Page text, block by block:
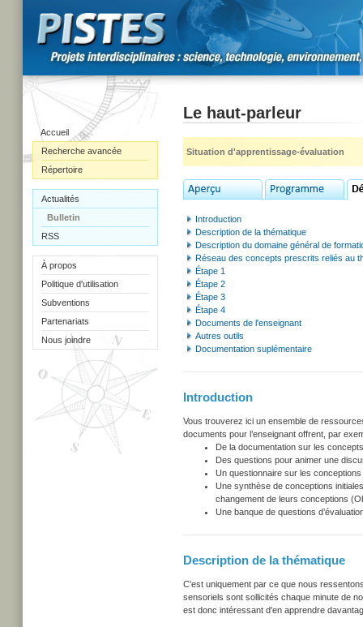
Accueil
Recherche avancée
Répertoire
Actualités
Bulletin
RSS
À propos
Politique d'utilisation
Subventions
Partenariats
Nous joindre
Le haut-parleur
Situation d'apprentissage-évaluation
Introduction
Description de la thématique
Description du domaine général de
Réseau des concepts prescrits reliés au
Étape 1
Étape 2
Étape 3
Étape 4
Documents de l'enseignant
Autres outils
Documentation suplémentaire
Introduction
Vous trouverez ici un ensemble de
documents pour l’enseignant offrent, par
De la documentation sur les
Des questions pour animer une
Un questionnaire sur les
Une synthèse de conceptions
changement de leurs conceptions
Une banque de questions
Description de la thématique
C'est uniquement par ce que nous
sensoriels sont sollicités chaque minute de
est donc intéressant d'en apprendre